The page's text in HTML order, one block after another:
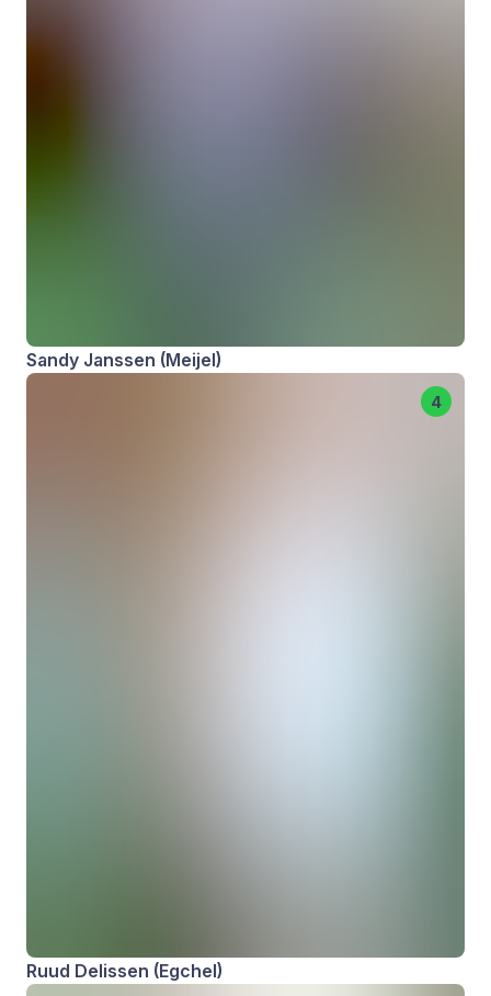
Sandy Janssen (Meijel)
4
Ruud Delissen (Egchel)